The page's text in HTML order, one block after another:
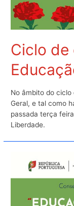
Ciclo de
No âmbito do
Geral, e tal como
passada terça
Liberdade.